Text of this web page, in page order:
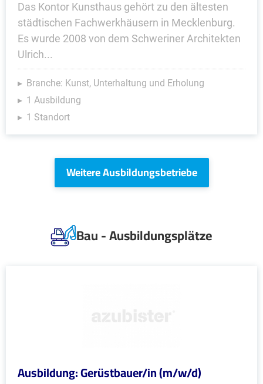
Das Kontor Kunsthaus gehört zu den ältesten
städtischen Fachwerkhäusern in Mecklenburg.
Es wurde 2008 von dem Schweriner Architekten
Ulrich...
Branche: Kunst, Unterhaltung und Erholung
1 Ausbildung
1 Standort
Weitere Ausbildungsbetriebe
Bau - Ausbildungsplätze
Ausbildung: Gerüstbauer/in (m/w/d)